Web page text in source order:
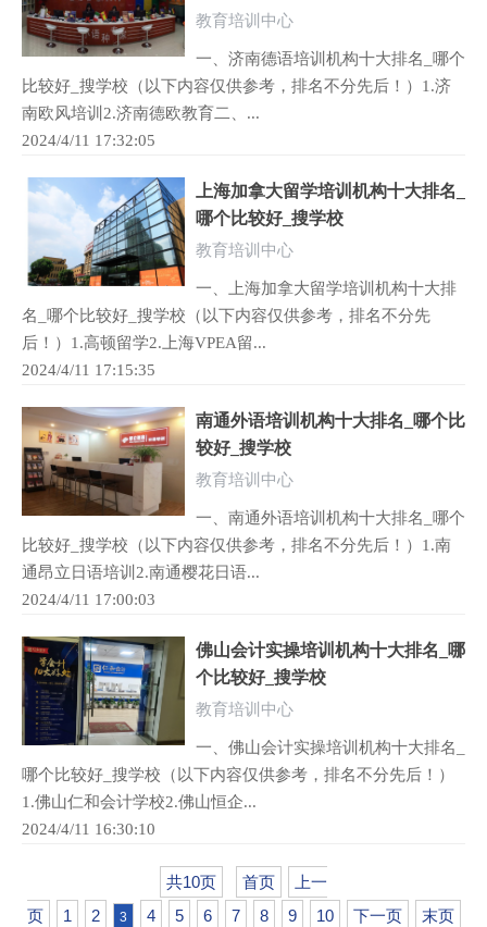
教育培训中心
一、济南德语培训机构十大排名_哪个
比较好_搜学校（以下内容仅供参考，排名不分先后！）1.济
南欧风培训2.济南德欧教育二、...
2024/4/11 17:32:05
上海加拿大留学培训机构十大排名_
哪个比较好_搜学校
教育培训中心
一、上海加拿大留学培训机构十大排
名_哪个比较好_搜学校（以下内容仅供参考，排名不分先
后！）1.高顿留学2.上海VPEA留...
2024/4/11 17:15:35
南通外语培训机构十大排名_哪个比
较好_搜学校
教育培训中心
一、南通外语培训机构十大排名_哪个
比较好_搜学校（以下内容仅供参考，排名不分先后！）1.南
通昂立日语培训2.南通樱花日语...
2024/4/11 17:00:03
佛山会计实操培训机构十大排名_哪
个比较好_搜学校
教育培训中心
一、佛山会计实操培训机构十大排名_
哪个比较好_搜学校（以下内容仅供参考，排名不分先后！）
1.佛山仁和会计学校2.佛山恒企...
2024/4/11 16:30:10
共10页 首页
上一
页
1 2 3 4 5 6 7 8 9 10 下一页 末页